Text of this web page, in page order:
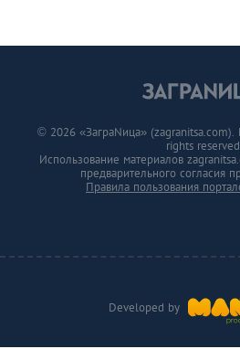
Developed by
© 2026 «ЗаграNица»
rights
Использование материалов
предварительного согласия
Правила пользования